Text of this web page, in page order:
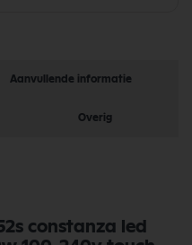
Aanvullende informatie
Overig
constanza led